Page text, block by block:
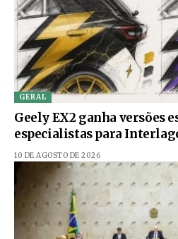
GERAL
Geely EX2 ganha versões
especialistas para
10 DE AGOSTO DE 2026